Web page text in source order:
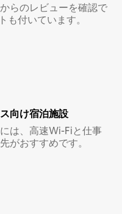
らのレビューを確認で
も付いています。
向⁠け宿⁠泊⁠施⁠設
は、高速Wi-Fiと仕事
がおすすめです。